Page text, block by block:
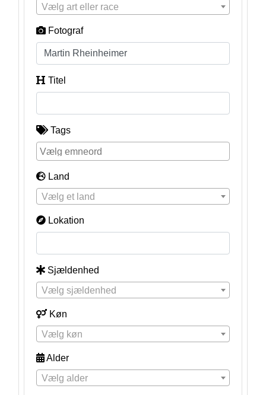
Vælg art eller race
Fotograf
Titel
Tags
Land
Vælg et land
Lokation
Sjældenhed
Vælg sjældenhed
Køn
Vælg køn
Alder
Vælg alder